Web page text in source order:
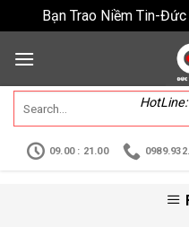
Bạn Trao Niềm Tin-Đức
09.00 : 21.00